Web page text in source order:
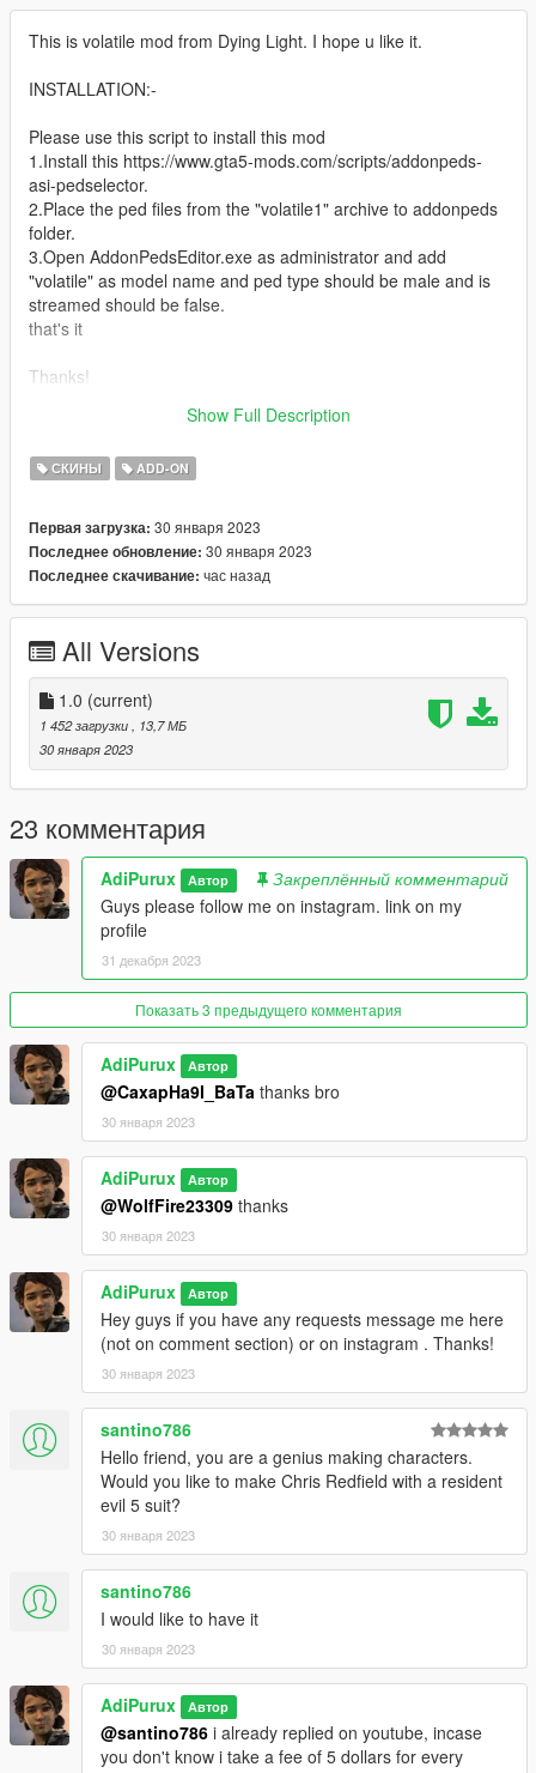
This is volatile mod from Dying Light. I hope u like it.
INSTALLATION:-
Please use this script to install this mod
1.Install this https://www.gta5-mods.com/scripts/addonpeds-
asi-pedselector.
2.Place the ped files from the "volatile1" archive to addonpeds
folder.
3.Open AddonPedsEditor.exe as administrator and add
"volatile" as model name and ped type should be male and is
streamed should be false.
that's it
Thanks!
models/volatile-b93217da10ac433bbc927d7188163fa2
Show Full Description
СКИНЫ ADD-ON
Первая загрузка: 30 января 2023
Последнее обновление: 30 января 2023
Последнее скачивание: час назад
All Versions
1.0 (current)
1 452 загрузки
, 13,7 МБ
30 января 2023
23 комментария
AdiPurux Автор
Закреплённый комментарий
Guys please follow me on instagram. link on my
profile
31 декабря 2023
Показать 3 предыдущего комментария
AdiPurux Автор
@CaxapHa9l_BaTa thanks bro
30 января 2023
AdiPurux Автор
@WolfFire23309 thanks
30 января 2023
AdiPurux Автор
Hey guys if you have any requests message me here
(not on comment section) or on instagram . Thanks!
30 января 2023
santino786
Hello friend, you are a genius making characters.
Would you like to make Chris Redfield with a resident
evil 5 suit?
30 января 2023
santino786
I would like to have it
30 января 2023
AdiPurux Автор
@santino786 i already replied on youtube, incase
you don't know i take a fee of 5 dollars for every